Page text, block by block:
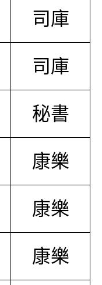
司庫
司庫
秘書
康樂
康樂
康樂